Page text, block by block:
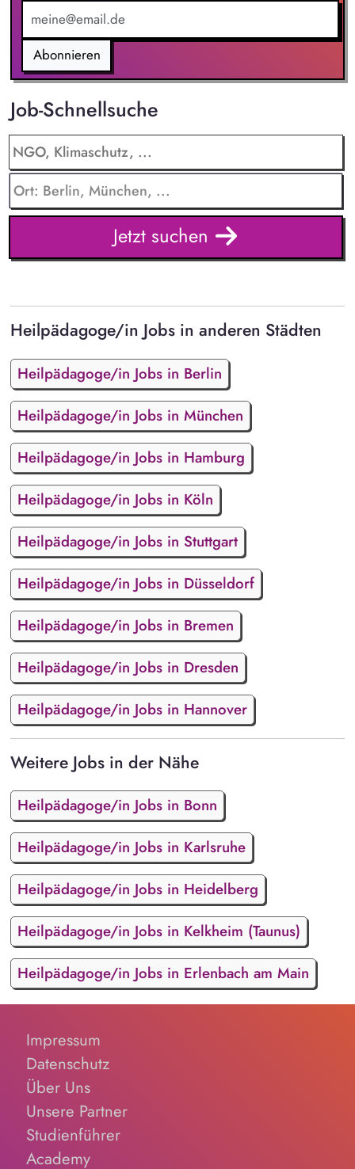
Abonnieren
Job-Schnellsuche
Jetzt suchen
Heilpädagoge/in Jobs in anderen Städten
Heilpädagoge/in Jobs in Berlin
Heilpädagoge/in Jobs in München
Heilpädagoge/in Jobs in Hamburg
Heilpädagoge/in Jobs in Köln
Heilpädagoge/in Jobs in Stuttgart
Heilpädagoge/in Jobs in Düsseldorf
Heilpädagoge/in Jobs in Bremen
Heilpädagoge/in Jobs in Dresden
Heilpädagoge/in Jobs in Hannover
Weitere Jobs in der Nähe
Heilpädagoge/in Jobs in Bonn
Heilpädagoge/in Jobs in Karlsruhe
Heilpädagoge/in Jobs in Heidelberg
Heilpädagoge/in Jobs in Kelkheim (Taunus)
Heilpädagoge/in Jobs in Erlenbach am Main
Impressum
Datenschutz
Über Uns
Unsere Partner
Studienführer
Academy